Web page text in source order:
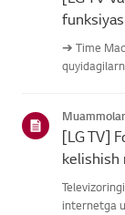
➔ Time
[LG TV]
kelishish
internetga